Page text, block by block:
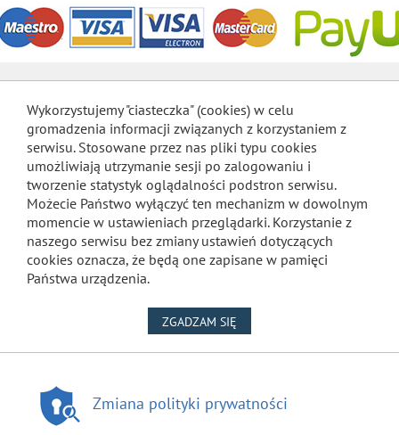
Wykorzystujemy "ciasteczka" (cookies) w celu
gromadzenia informacji związanych z korzystaniem z
serwisu. Stosowane przez nas pliki typu cookies
umożliwiają utrzymanie sesji po zalogowaniu i
tworzenie statystyk oglądalności podstron serwisu.
Możecie Państwo wyłączyć ten mechanizm w dowolnym
momencie w ustawieniach przeglądarki. Korzystanie z
naszego serwisu bez zmiany ustawień dotyczących
cookies oznacza, że będą one zapisane w pamięci
Państwa urządzenia.
ZGADZAM SIĘ
Zmiana polityki prywatności